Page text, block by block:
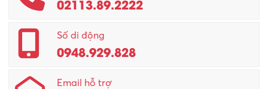
Promotion Girl (PG)
Quản lý – Giám đốc
Quản lý chất lượng – QC
Quản lý sản xuất
02113.89.2222
Số di động
0948.929.828
Email hỗ trợ